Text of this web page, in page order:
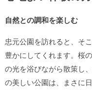
自然との調和を楽しむ
忠元公園を訪れると、そ
豊かにしてくれます。桜
の光を浴びながら散策し
の美しい公園は、まさに